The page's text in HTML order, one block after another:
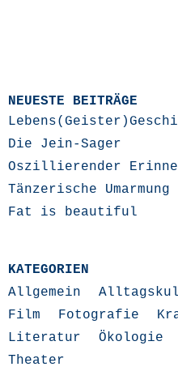
NEUESTE BEITRÄGE
Die Jein-Sager
Oszillierender
Tänzerische Umarmung
Fat is beautiful
KATEGORIEN
Allgemein
Film
Fotografie
Literatur
Ökologie
Theater